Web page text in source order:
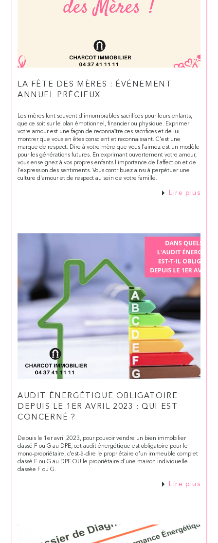
LA FÊTE DES MÈRES : ÉVÉNEMENT
ANNUEL PRÉCIEUX
Les mères font souvent d'innombrables sacrifices pour leurs enfants,
que ce soit sur le plan émotionnel, financier ou physique. Exprimer
votre amour est une façon de reconnaître ces sacrifices et de lui
montrer que vous en êtes conscient et reconnaissant. C'est une
marque de respect. Dire à votre mère que vous l'aimez est un modèle
pour les générations futures. En exprimant ouvertement votre amour,
vous enseignez à vos propres enfants l'importance de l'affection et de
l'expression des sentiments. Vous contribuez ainsi à perpétuer une
culture d'amour et de respect au sein de votre famille.
Lire plus
AUDIT ÉNERGÉTIQUE OBLIGATOIRE
DEPUIS LE 1ER AVRIL 2023 : QUI EST
CONCERNÉ ?
Depuis le 1er avril 2023, pour pouvoir vendre un bien immobilier
classé F ou G au DPE, cet audit énergétique est obligatoire pour le
mono-propriétaire, c'est-à-dire le propriétaire d'un immeuble complet
classé F ou G au DPE OU le propriétaire d'une maison individuelle
classée F ou G.
Lire plus